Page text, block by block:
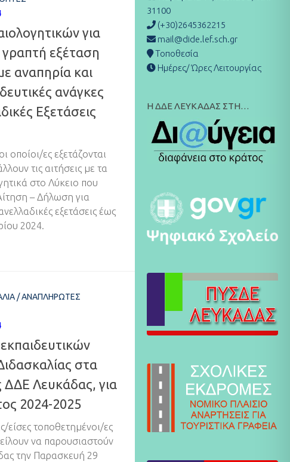
για
εξέταση
αναπηρία και
ανάγκες
Εξετάσεις
οποίοι/ες εξετάζονται
τις αιτήσεις με τα
στο Λύκειο που
– Δήλωση για
εξετάσεις έως
2024.
/ΑΝΑΠΛΗΡΩΤΈΣ
στα
ΔΔΕ Λευκάδας, για
2024-2025
είσες τοποθετημένοι/ες
να παρουσιαστούν
την Παρασκευή 29
31100
(+30)2645362215
mail@dide.lef.sch.gr
Τοποθεσία
Ημέρες/ Ώρες Λειτουργίας
Η ΔΔΕ ΛΕΥΚΑΔΑΣ ΣΤΗ…